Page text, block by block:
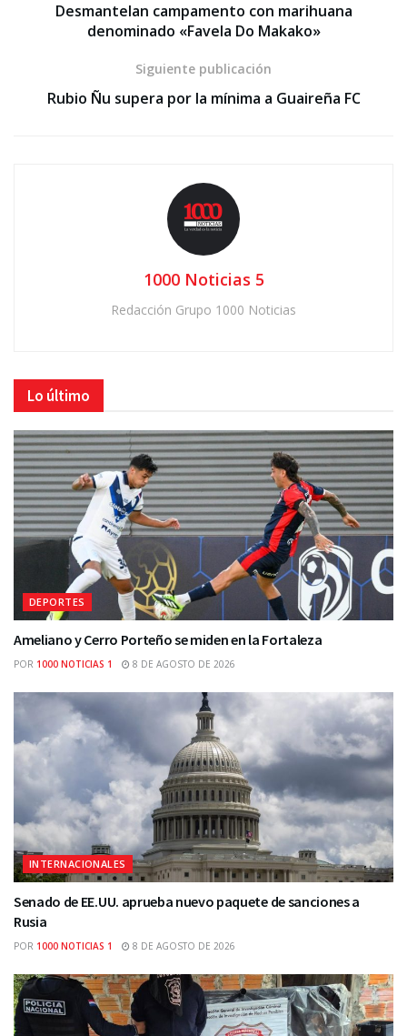
Desmantelan campamento con marihuana
denominado «Favela Do Makako»
Siguiente publicación
Rubio Ñu supera por la mínima a Guaireña FC
1000 Noticias 5
Redacción Grupo 1000 Noticias
Lo último
DEPORTES
Ameliano y Cerro Porteño se miden en la Fortaleza
POR 1000 NOTICIAS 1 8 DE AGOSTO DE 2026
INTERNACIONALES
Senado de EE.UU. aprueba nuevo paquete de sanciones a
Rusia
POR 1000 NOTICIAS 1 8 DE AGOSTO DE 2026